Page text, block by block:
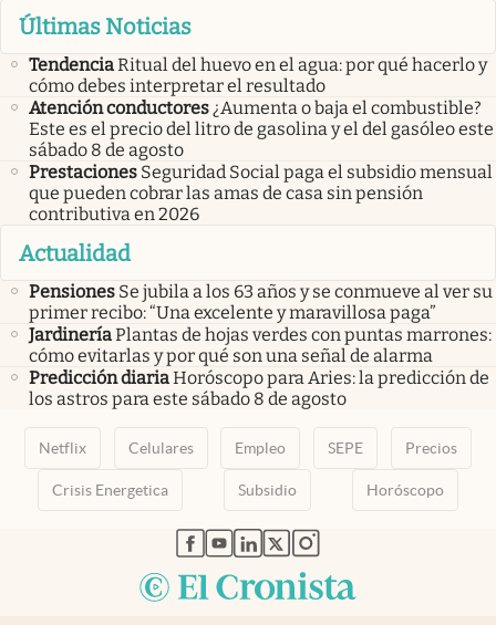
Últimas Noticias
TendenciaRitual del huevo en el agua: por qué hacerlo y
cómo debes interpretar el resultado
Atención conductores¿Aumenta o baja el combustible?
Este es el precio del litro de gasolina y el del gasóleo este
sábado 8 de agosto
Prestaciones Seguridad Social paga el subsidio mensual
que pueden cobrar las amas de casa sin pensión
contributiva en 2026
Actualidad
Pensiones Se jubila a los 63 años y se conmueve al ver su
primer recibo: “Una excelente y maravillosa paga”
JardineríaPlantas de hojas verdes con puntas marrones:
cómo evitarlas y por qué son una señal de alarma
Predicción diariaHoróscopo para Aries: la predicción de
los astros para este sábado 8 de agosto
Netflix Celulares Empleo SEPE Precios
Crisis Energetica Subsidio Horóscopo
abre en nueva pestaña
abre en nueva pestaña
abre en nueva pestaña
abre en nueva pestaña
abre en nueva pestaña